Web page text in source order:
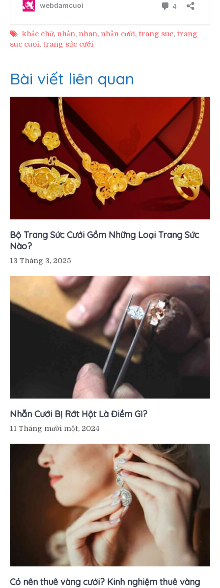
khắc chữ, nhẫn, nhan, nhẫn cưới, trang suc, trang
suc cuoi, trang sức cưới
Bài viết liên quan
Bộ Trang Sức Cưới Gồm Những Loại Trang Sức
Nào?
13 Tháng 3, 2025
Nhẫn Cưới Bị Rớt Hột Là Điềm Gì?
11 Tháng mười một, 2024
Có nên thuê vàng cưới? Kinh nghiệm thuê vàng